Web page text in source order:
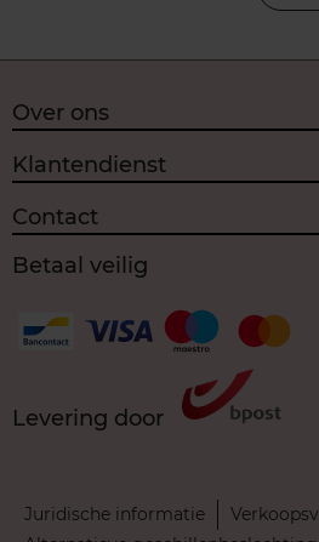
Over ons
Klantendienst
Contact
Betaal veilig
Levering door
Juridische informatie